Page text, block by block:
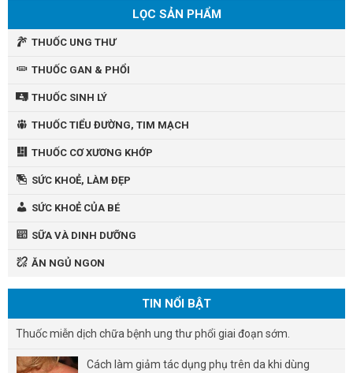
LỌC SẢN PHẨM
THUỐC UNG THƯ
THUỐC GAN & PHỔI
THUỐC SINH LÝ
THUỐC TIỂU ĐƯỜNG, TIM MẠCH
THUỐC CƠ XƯƠNG KHỚP
SỨC KHOẺ, LÀM ĐẸP
SỨC KHOẺ CỦA BÉ
SỮA VÀ DINH DƯỠNG
ĂN NGỦ NGON
TIN NỔI BẬT
Thuốc miễn dịch chữa bệnh ung thư phổi giai đoạn sớm.
Cách làm giảm tác dụng phụ trên da khi dùng